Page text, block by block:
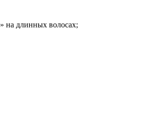
на длинных волосах;